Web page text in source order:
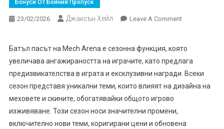
Бонуси От Бойния Пропуск
23/02/2026 Джаксън Хейл Leave A CommentOn
Battle
Pass:
Сезонни
Теми
Батъл пасът на Mech Arena е сезонна функция, която
увеличава ангажираността на играчите, като предлага
предизвикателства в играта и ексклузивни награди. Всеки
сезон представя уникални теми, които влияят на дизайна на
меховете и скините, обогатявайки общото игрово
изживяване. Този сезон носи значителни промени,
включително нови теми, коригирани цени и обновена